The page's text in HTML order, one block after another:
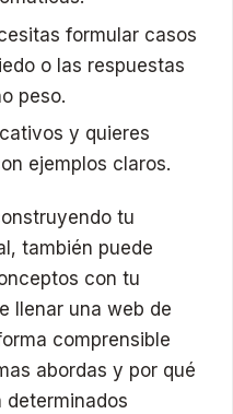
formular casos
o las respuestas
peso.
y quieres
ejemplos claros.
tu
también puede
con tu
llenar una web de
comprensible
abordas y por qué
determinados